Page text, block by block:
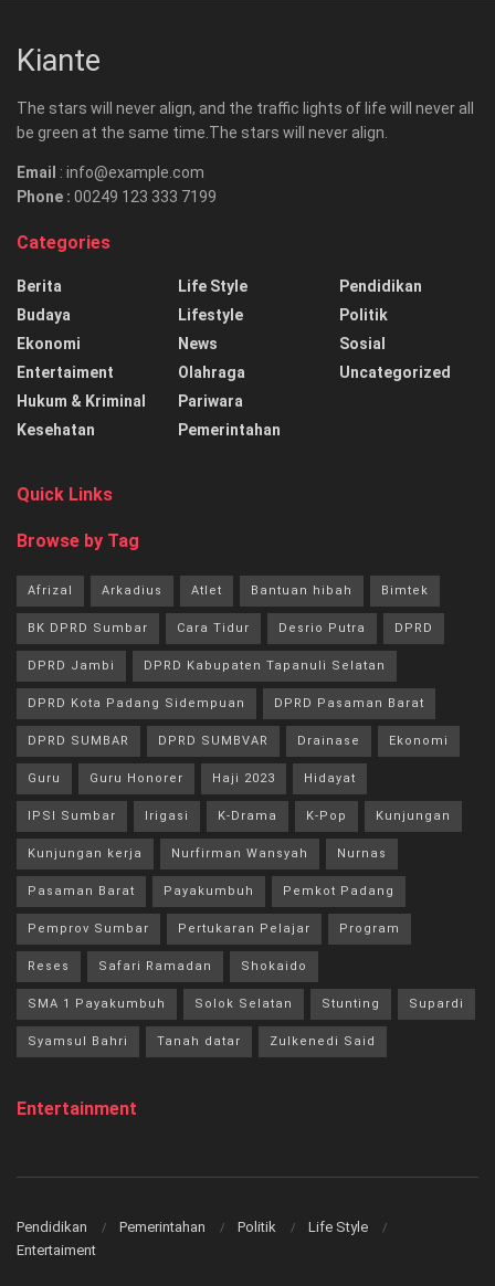
Kiante
The stars will never align, and the traffic lights of life will never all
be green at the same time.The stars will never align.
Email : info@example.com
Phone : 00249 123 333 7199
Categories
Berita
Budaya
Ekonomi
Entertaiment
Hukum & Kriminal
Kesehatan
Life Style
Lifestyle
News
Olahraga
Pariwara
Pemerintahan
Pendidikan
Politik
Sosial
Uncategorized
Quick Links
Browse by Tag
Afrizal Arkadius Atlet Bantuan hibah Bimtek
BK DPRD Sumbar Cara Tidur Desrio Putra DPRD
DPRD Jambi DPRD Kabupaten Tapanuli Selatan
DPRD Kota Padang Sidempuan DPRD Pasaman Barat
DPRD SUMBAR DPRD SUMBVAR Drainase Ekonomi
Guru Guru Honorer Haji 2023 Hidayat
IPSI Sumbar Irigasi K-Drama K-Pop Kunjungan
Kunjungan kerja Nurfirman Wansyah Nurnas
Pasaman Barat Payakumbuh Pemkot Padang
Pemprov Sumbar Pertukaran Pelajar Program
Reses Safari Ramadan Shokaido
SMA 1 Payakumbuh Solok Selatan Stunting Supardi
Syamsul Bahri Tanah datar Zulkenedi Said
Entertainment
Pendidikan Pemerintahan Politik
Life Style
Entertaiment